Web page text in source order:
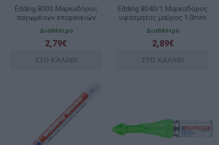
Edding 8000 Μαρκαδόρος
παγωμένων επιφανειών
μαύρος 1mm ( ψυγείου )
Διαθέσιμο
2,79€
Edding 8040/1 Μαρκαδόρος
υφάσματος μαύρος 1.0mm
Διαθέσιμο
2,89€